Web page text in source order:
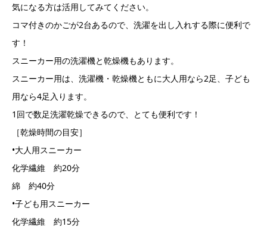
気になる方は活用してみてください。
コマ付きのかごが2台あるので、洗濯を出し入れする際に便利で
す！
スニーカー用の洗濯機と乾燥機もあります。
スニーカー用は、洗濯機・乾燥機ともに大人用なら2足、子ども
用なら4足入ります。
1回で数足洗濯乾燥できるので、とても便利です！
［乾燥時間の目安］
•大人用スニーカー
化学繊維 約20分
綿 約40分
•子ども用スニーカー
化学繊維 約15分